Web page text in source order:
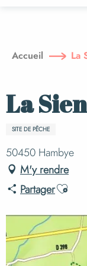
principal
Accueil La
La
SITE DE PÊCHE
50450 Hambye
M'y rendre
PartagerAjouter